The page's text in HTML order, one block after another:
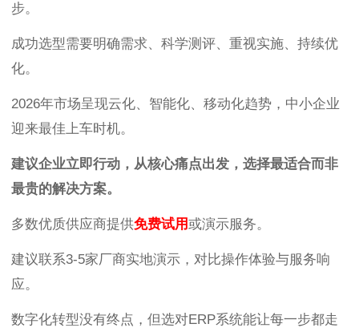
步。
成功选型需要明确需求、科学测评、重视实施、持续优
化。
2026年市场呈现云化、智能化、移动化趋势，中小企业
迎来最佳上车时机。
建议企业立即行动，从核心痛点出发，选择最适合而非
最贵的解决方案。
多数优质供应商提供免费试用或演示服务。
建议联系3-5家厂商实地演示，对比操作体验与服务响
应。
数字化转型没有终点，但选对ERP系统能让每一步都走